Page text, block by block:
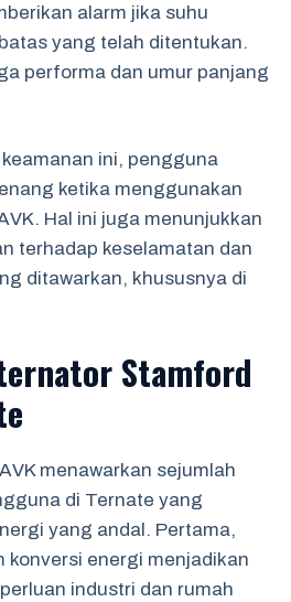
alarm jika suhu
yang telah ditentukan.
performa dan umur panjang
ini, pengguna
ketika menggunakan
Hal ini juga menunjukkan
terhadap keselamatan dan
ditawarkan, khususnya di
Stamford
menawarkan sejumlah
di Ternate yang
yang andal. Pertama,
konversi energi menjadikan
industri dan rumah